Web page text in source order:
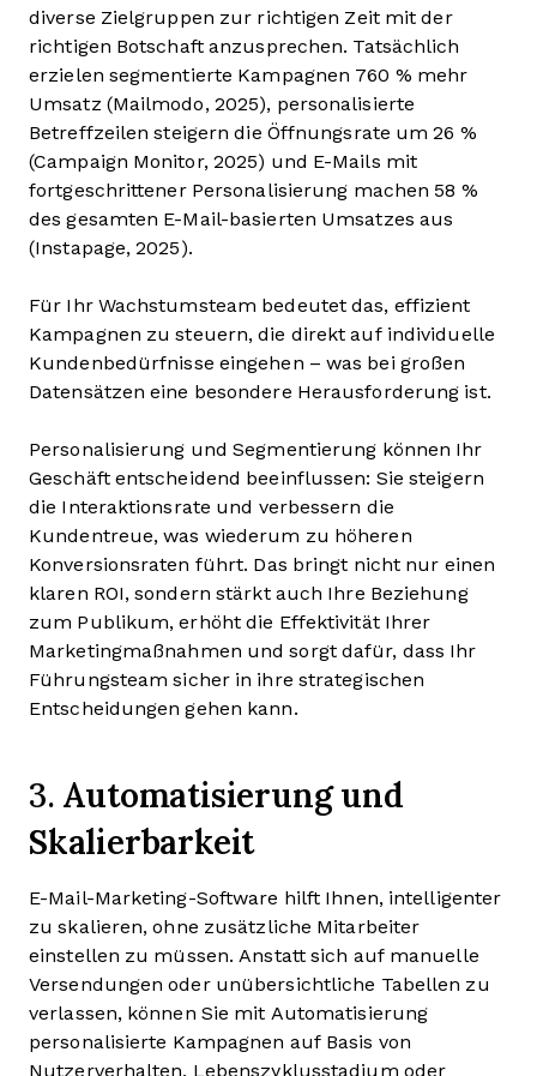
diverse Zielgruppen zur richtigen Zeit mit der
richtigen Botschaft anzusprechen. Tatsächlich
erzielen segmentierte Kampagnen 760 % mehr
Umsatz (Mailmodo, 2025), personalisierte
Betreffzeilen steigern die Öffnungsrate um 26 %
(Campaign Monitor, 2025) und E-Mails mit
fortgeschrittener Personalisierung machen 58 %
des gesamten E-Mail-basierten Umsatzes aus
(Instapage, 2025).
Für Ihr Wachstumsteam bedeutet das, effizient
Kampagnen zu steuern, die direkt auf individuelle
Kundenbedürfnisse eingehen – was bei großen
Datensätzen eine besondere Herausforderung ist.
Personalisierung und Segmentierung können Ihr
Geschäft entscheidend beeinflussen: Sie steigern
die Interaktionsrate und verbessern die
Kundentreue, was wiederum zu höheren
Konversionsraten führt. Das bringt nicht nur einen
klaren ROI, sondern stärkt auch Ihre Beziehung
zum Publikum, erhöht die Effektivität Ihrer
Marketingmaßnahmen und sorgt dafür, dass Ihr
Führungsteam sicher in ihre strategischen
Entscheidungen gehen kann.
3. Automatisierung und
Skalierbarkeit
E-Mail-Marketing-Software hilft Ihnen, intelligenter
zu skalieren, ohne zusätzliche Mitarbeiter
einstellen zu müssen. Anstatt sich auf manuelle
Versendungen oder unübersichtliche Tabellen zu
verlassen, können Sie mit Automatisierung
personalisierte Kampagnen auf Basis von
Nutzerverhalten, Lebenszyklusstadium oder